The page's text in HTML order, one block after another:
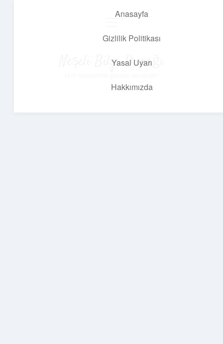
Anasayfa
Gizlilik Politikası
Yasal Uyarı
Hakkımızda
Neşeli Bilgi Durağı